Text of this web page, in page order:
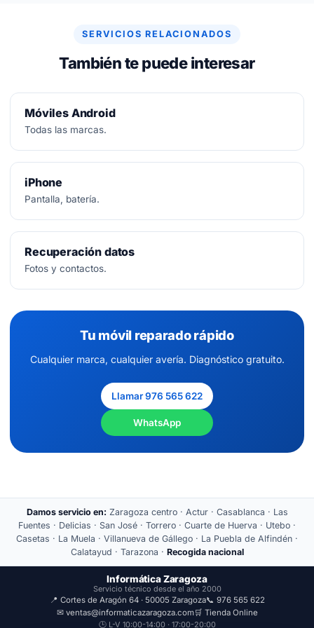
SERVICIOS RELACIONADOS
También te puede interesar
Móviles Android
Todas las marcas.
iPhone
Pantalla, batería.
Recuperación datos
Fotos y contactos.
Tu móvil reparado rápido
Cualquier marca, cualquier avería. Diagnóstico gratuito.
Llamar 976 565 622
WhatsApp
Damos servicio en: Zaragoza centro · Actur · Casablanca · Las
Fuentes · Delicias · San José · Torrero · Cuarte de Huerva · Utebo ·
Casetas · La Muela · Villanueva de Gállego · La Puebla de Alfindén ·
Calatayud · Tarazona · Recogida nacional
Informática Zaragoza
Servicio técnico desde el año 2000
📍 Cortes de Aragón 64 · 50005 Zaragoza📞 976 565 622
✉ ventas@informaticazaragoza.com🛒 Tienda Online
🕒 L-V 10:00-14:00 · 17:00-20:00